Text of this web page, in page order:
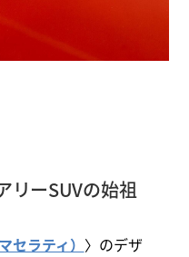
リーSUVの始祖
ラティ） 〉のデザ